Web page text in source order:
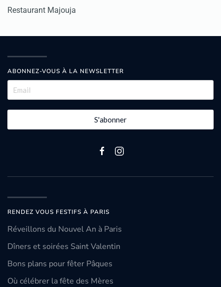
Restaurant Majouja
ABONNEZ-VOUS À LA NEWSLETTER
S'abonner
RENDEZ VOUS FESTIFS À PARIS
Réveillons du Nouvel An à Paris
Dîners et soirées Saint Valentin
Bons plans pour fêter Pâques
Où célébrer la fête des Mères